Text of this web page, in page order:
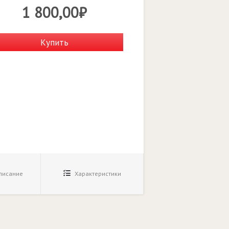
1 800,00₽
Купить
Характеристики